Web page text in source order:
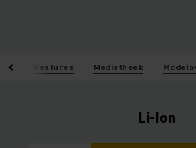
Features Mediatheek
Li-Ion